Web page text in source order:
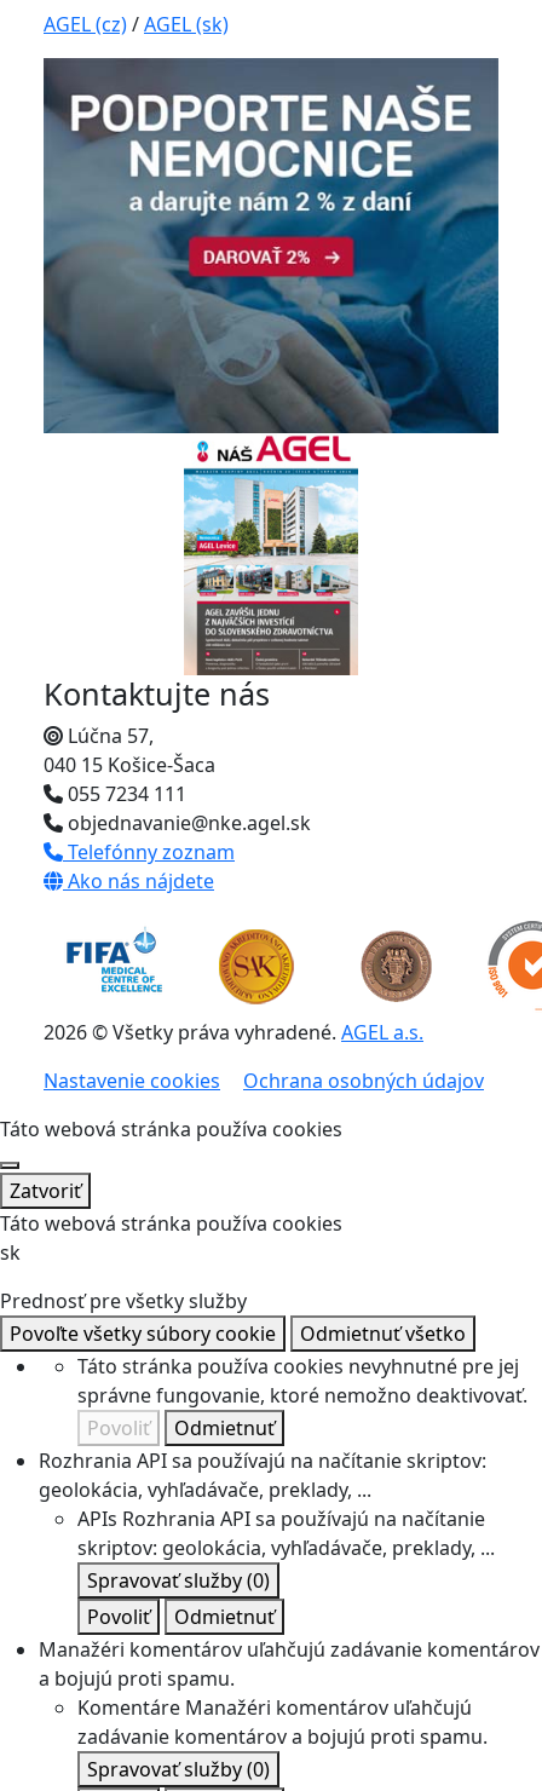
AGEL (cz)/AGEL (sk)
Kontaktujte nás
Lúčna 57,
040 15 Košice-Šaca
055 7234 111
objednavanie@nke.agel.sk
Telefónny zoznam
Ako nás nájdete
2026 © Všetky práva vyhradené. AGEL a.s.
Nastavenie cookies
Ochrana osobných údajov
Táto webová stránka používa cookies
Zatvoriť
Táto webová stránka používa cookies
sk
Prednosť pre všetky služby
Povoľte všetky súbory cookie
Odmietnuť všetko
Táto stránka používa cookies nevyhnutné pre jej
správne fungovanie, ktoré nemožno deaktivovať.
Povoliť
Odmietnuť
Rozhrania API sa používajú na načítanie skriptov:
geolokácia, vyhľadávače, preklady, ...
APIs Rozhrania API sa používajú na načítanie
skriptov: geolokácia, vyhľadávače, preklady, ...
Spravovať služby(0)
Povoliť
Odmietnuť
Manažéri komentárov uľahčujú zadávanie komentárov
a bojujú proti spamu.
Komentáre Manažéri komentárov uľahčujú
zadávanie komentárov a bojujú proti spamu.
Spravovať služby(0)